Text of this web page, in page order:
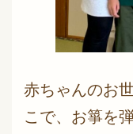
赤ちゃんのお
こで、お箏を